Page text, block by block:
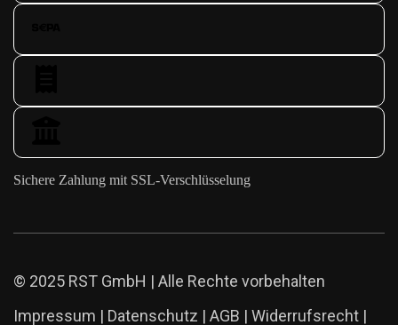
Sichere Zahlung mit SSL-Verschlüsselung
© 2025 RST GmbH | Alle Rechte vorbehalten
Impressum | Datenschutz | AGB | Widerrufsrecht |